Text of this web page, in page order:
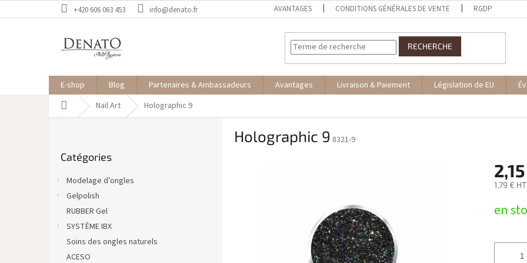
au
+420 606 063 453 info@denato.fr AVANTAGES CONDITIONS GÉNÉRALES DE VENTE RGDP
RECHERCHE
E-shop Blog Partenaires & Ambassadeurs Avantages Livraison & Paiement Législation de EU
AccueilNail Art Holographic 9
les
Catégories
Modelage d’ongles
Gelpolish
RUBBER Gel
SYSTÈME IBX
Soins des ongles naturels
ACESO
Holographic 9 8321-9
1,79 €
de
en